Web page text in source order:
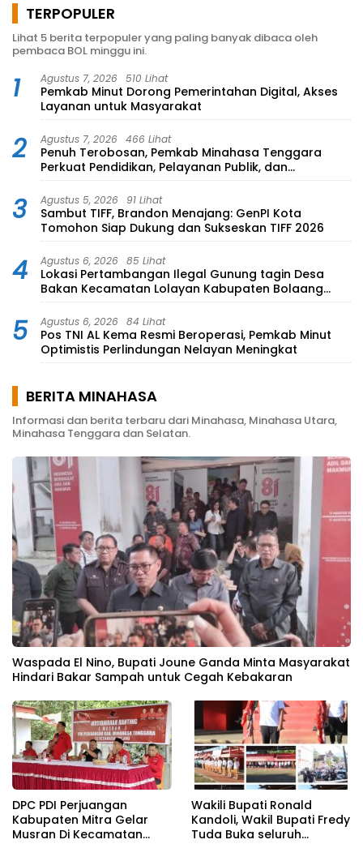
TERPOPULER
Lihat 5 berita terpopuler yang paling banyak dibaca oleh
pembaca BOL minggu ini.
1 Agustus 7, 2026 510 Lihat
Pemkab Minut Dorong Pemerintahan Digital, Akses
Layanan untuk Masyarakat
2 Agustus 7, 2026 466 Lihat
Penuh Terobosan, Pemkab Minahasa Tenggara
Perkuat Pendidikan, Pelayanan Publik, dan
Kesehatan
3 Agustus 5, 2026 91 Lihat
Sambut TIFF, Brandon Menajang: ​GenPI Kota
Tomohon Siap Dukung dan Sukseskan TIFF 2026
4 Agustus 6, 2026 85 Lihat
Lokasi Pertambangan Ilegal Gunung tagin Desa
Bakan Kecamatan Lolayan Kabupaten Bolaang
Mongondow di perkebunan Lolotut Target
Bareskrim TIPEDTER MABES POLRI
5 Agustus 6, 2026 84 Lihat
Pos TNI AL Kema Resmi Beroperasi, Pemkab Minut
Optimistis Perlindungan Nelayan Meningkat
BERITA MINAHASA
Informasi dan berita terbaru dari Minahasa, Minahasa Utara,
Minahasa Tenggara dan Selatan.
Waspada El Nino, Bupati Joune Ganda Minta Masyarakat
Hindari Bakar Sampah untuk Cegah Kebakaran
DPC PDI Perjuangan
Kabupaten Mitra Gelar
Musran Di Kecamatan
Wakili Bupati Ronald
Kandoli, Wakil Bupati Fredy
Tuda Buka seluruh